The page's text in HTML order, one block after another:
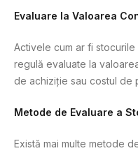
Evaluare la Valoarea
Activele cum ar fi
regulă evaluate la
de achiziție sau costul de
Metode de Evaluare a
Există mai multe metode